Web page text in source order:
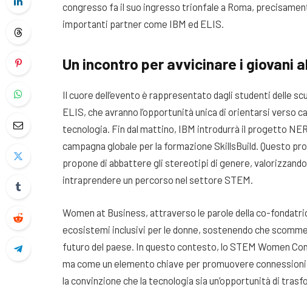
congresso fa il suo ingresso trionfale a Roma,
importanti partner come IBM ed ELIS.
Un incontro per avvicinare i giovani
Il cuore dell’evento è rappresentato dagli studenti delle
ELIS, che avranno l’opportunità unica di orientarsi verso
tecnologia. Fin dal mattino, IBM introdurrà il progetto
campagna globale per la formazione SkillsBuild. Questo
propone di abbattere gli stereotipi di genere,
intraprendere un percorso nel settore STEM.
Women at Business, attraverso le parole della co-
ecosistemi inclusivi per le donne, sostenendo che
futuro del paese. In questo contesto, lo STEM Women
ma come un elemento chiave per promuovere
la convinzione che la tecnologia sia un’opportunità di